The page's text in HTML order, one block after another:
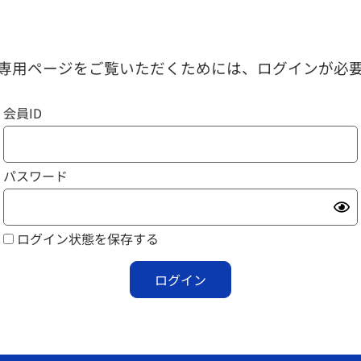
用ページをご覧いただくためには、ログインが必
会員ID
パスワード
ログイン状態を保存する